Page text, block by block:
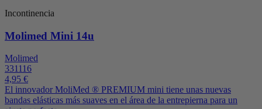
Incontinencia
Molimed Mini 14u
Molimed
331116
4,95 €
El innovador MoliMed ® PREMIUM mini tiene unas nuevas
bandas elásticas más suaves en el área de la entrepierna para un